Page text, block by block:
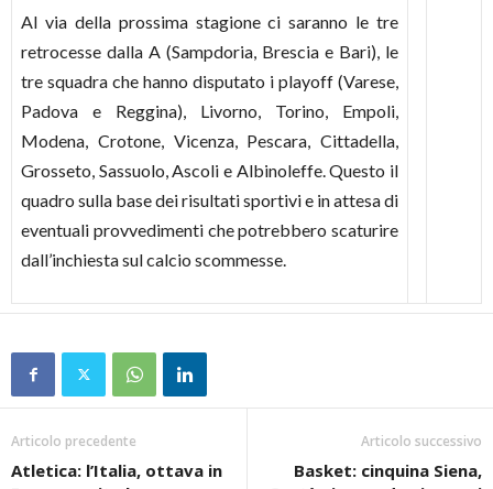
Al via della prossima stagione ci saranno le tre
retrocesse dalla A (Sampdoria, Brescia e Bari), le
tre squadra che hanno disputato i playoff (Varese,
Padova e Reggina), Livorno, Torino, Empoli,
Modena, Crotone, Vicenza, Pescara, Cittadella,
Grosseto, Sassuolo, Ascoli e Albinoleffe. Questo il
quadro sulla base dei risultati sportivi e in attesa di
eventuali provvedimenti che potrebbero scaturire
dall’inchiesta sul calcio scommesse.
Articolo precedente
Atletica: l’Italia, ottava in
Articolo successivo
Basket: cinquina Siena,